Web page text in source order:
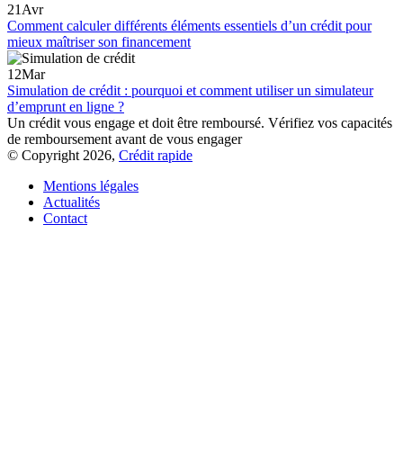
21 Avr
Comment calculer différents éléments essentiels d’un crédit pour
mieux maîtriser son financement
12Mar
Simulation de crédit : pourquoi et comment utiliser un simulateur
d’emprunt en ligne ?
Un crédit vous engage et doit être remboursé. Vérifiez vos capacités
de remboursement avant de vous engager
© Copyright 2026, Crédit rapide
Mentions légales
Actualités
Contact